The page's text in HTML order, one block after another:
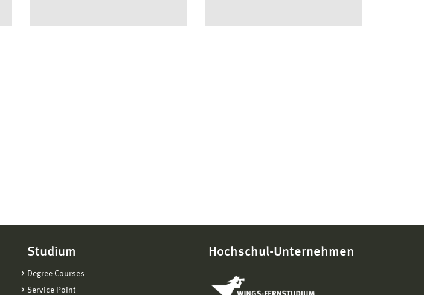
Studium
Degree Courses
Service Point
Hochschul-Unternehmen